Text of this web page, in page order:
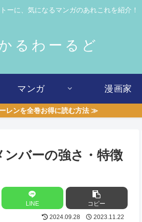
ーに、気になるマンガのあれこれを紹介！
るわーるど
マンガ 漫画家
レンを全巻お得に読む方法 ≫
ンバーの強さ・特徴
LINE
コピー
2024.09.28
2023.11.22